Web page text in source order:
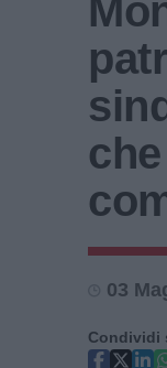
03
Condividi